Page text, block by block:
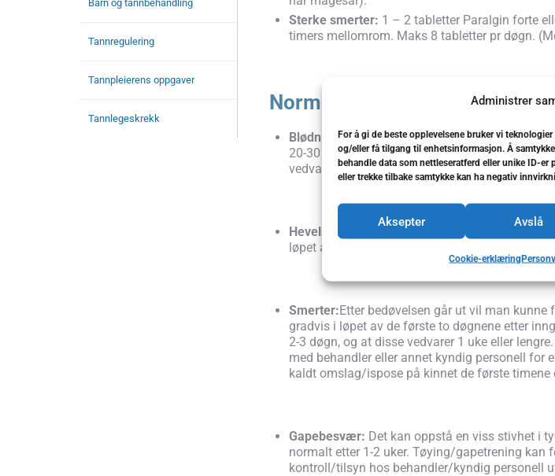
Administrer
For å gi de beste opplevelsene bruker vi
og/eller få tilgang til enhetsinformasjon. Å
behandle data som nettleseratferd eller unike ID-er
eller trekke tilbake samtykke kan ha negativ
Aksepter Avslå
Cookie-erklæring
Barn og tannbehandling
Tannregulering
Tannpleierens oppgaver
Tannlegeskrekk
Sterke smerter: 1 – 2 tabletter Paralgin forte
timers mellomrom. Maks 8 tabletter pr døgn.
Normale reaksjoner etter
Blødning:Det er normalt at det blør lett fra
20-30 minutter. Det er anbefalt at man har en
vedvarer mer enn et døgn ta kontakt med
Hevelse og blåmerke:
Hevelse etter
løpet av en uke. Det er heller ikke uvanlig med
Smerter:Etter bedøvelsen går ut vil man
gradvis i løpet av de første to døgnene etter
2-3 døgn, og at disse vedvarer 1 uke eller
med behandler eller annet kyndig personell for
kaldt omslag/ispose på kinnet de første timene
Gapebesvær: Det kan oppstå en viss stivhet i
normalt etter 1-2 uker. Tøying/gapetrening kan
kontroll/tilsyn hos behandler/kyndig personell